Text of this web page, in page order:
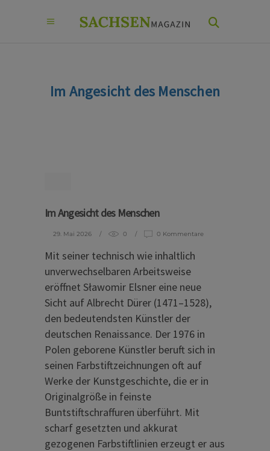
Im Angesicht des Menschen
Im Angesicht des Menschen
29. Mai 2026 0 0 Kommentare
Mit seiner technisch wie inhaltlich
unverwechselbaren Arbeitsweise
eröffnet Sławomir Elsner eine neue
Sicht auf Albrecht Dürer (1471–1528),
den bedeutendsten Künstler der
deutschen Renaissance. Der 1976 in
Polen geborene Künstler beruft sich in
seinen Farbstiftzeichnungen oft auf
Werke der Kunstgeschichte, die er in
Originalgröße in feinste
Buntstiftschraffuren überführt. Mit
scharf gesetzten und akkurat
gezogenen Farbstiftlinien erzeugt er aus